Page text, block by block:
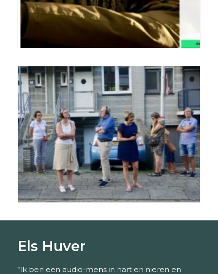
Verhalen luisteren op locatie: van
audiowandeling tot luisterzuil.
Els Huver
“Ik ben een audio-mens in hart en nieren en